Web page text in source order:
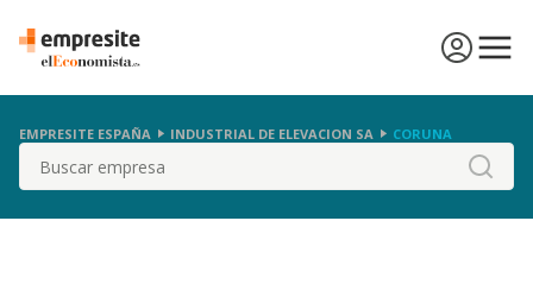
EMPRESITE ESPAÑA INDUSTRIAL DE ELEVACION SA CORUNA
Buscar